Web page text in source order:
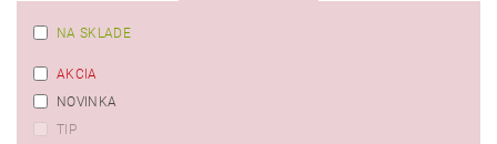
NA SKLADE
AKCIA
NOVINKA
TIP